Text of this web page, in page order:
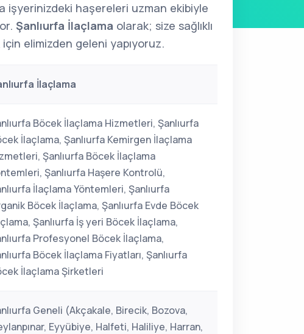
işyerinizdeki haşereleri uzman ekibiyle
Şanlıurfa İlaçlama olarak; size sağlıklı
elimizden geleni yapıyoruz.
İlaçlama
Böcek İlaçlama Hizmetleri, Şanlıurfa
İlaçlama, Şanlıurfa Kemirgen İlaçlama
Şanlıurfa Böcek İlaçlama
Şanlıurfa Haşere Kontrolü,
İlaçlama Yöntemleri, Şanlıurfa
Böcek İlaçlama, Şanlıurfa Evde Böcek
Şanlıurfa İş yeri Böcek İlaçlama,
Profesyonel Böcek İlaçlama,
Böcek İlaçlama Fiyatları, Şanlıurfa
İlaçlama Şirketleri
Geneli (Akçakale, Birecik, Bozova,
Eyyübiye, Halfeti, Haliliye, Harran,